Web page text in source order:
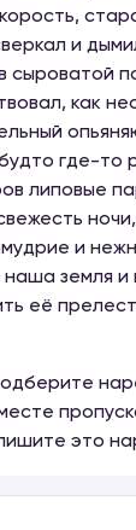
и
сыроватой
как
где-то
липовые
и
наша земля и
её
это